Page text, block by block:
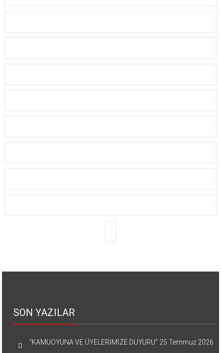
SON YAZILAR
“KAMUOYUNA VE ÜYELERİMİZE DUYURU” 25 Temmuz 2026